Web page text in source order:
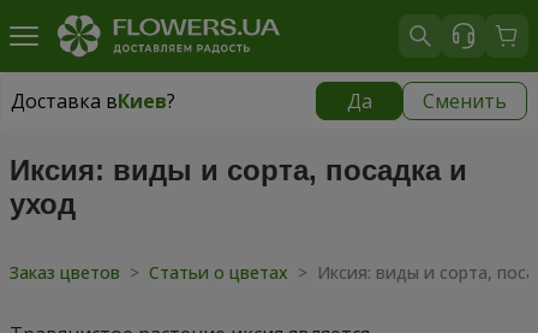
Доставка вКиев? Да Сменить
Доставка вКиев
Иксия: виды и сорта, посадка и
уход
Заказ цветов > Статьи о цветах > Иксия: виды и сорта,